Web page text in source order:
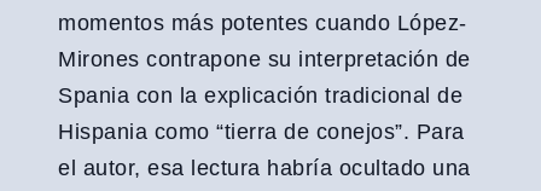
momentos más potentes cuando López-
Mirones contrapone su interpretación de
Spania con la explicación tradicional de
Hispania como “tierra de conejos”. Para
el autor, esa lectura habría ocultado una